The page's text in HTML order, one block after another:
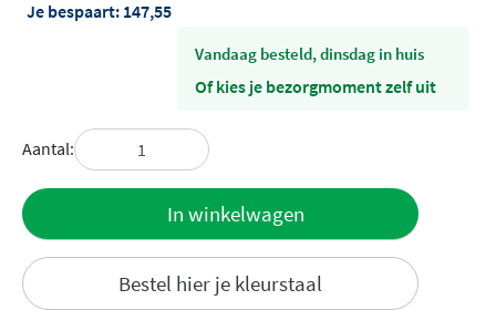
Je bespaart: 147,55
vandaag besteld, dinsdag in huis
Of kies je bezorgmoment zelf uit
Aantal:
In winkelwagen
Bestel hier je kleurstaal